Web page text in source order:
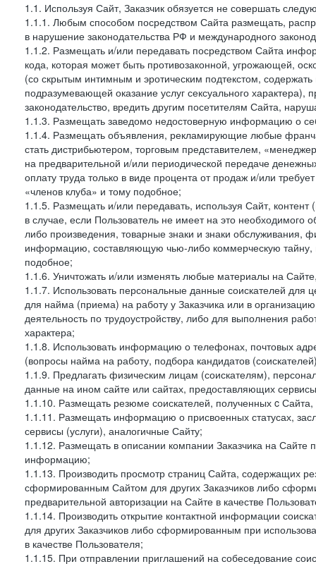
1.1. Используя Сайт, Заказчик обязуется не совершать
1.1.1. Любым способом посредством Сайта размещать,
в нарушение законодательства РФ и международного
1.1.2. Размещать и/или передавать посредством Сайта
кода, которая может быть противозаконной, угрожающей,
(со скрытым интимным и эротическим подтекстом,
подразумевающей оказание услуг сексуального
законодательство, вредить другим посетителям Сайта,
1.1.3. Размещать заведомо недостоверную информацию о
1.1.4. Размещать объявления, рекламирующие любые
стать дистрибьютером, торговым представителем,
на предварительной и/или периодической передаче
оплату труда только в виде процента от продаж и/или
«членов клуба» и тому подобное;
1.1.5. Размещать и/или передавать, используя Сайт,
в случае, если Пользователь не имеет на это
либо произведения, товарные знаки и знаки
информацию, составляющую чью-либо коммерческую тайну,
подобное;
1.1.6. Уничтожать и/или изменять любые материалы на
1.1.7. Использовать персональные данные соискателей для
для найма (приема) на работу у Заказчика или в
деятельность по трудоустройству, либо для выполнения
характера;
1.1.8. Использовать информацию о телефонах, почтовых
(вопросы найма на работу, подбора кандидатов
1.1.9. Предлагать физическим лицам (соискателям),
данные на ином сайте или сайтах, предоставляющих
1.1.10. Размещать резюме соискателей, полученных c
1.1.11. Размещать информацию о присвоенных статусах,
сервисы (услуги), аналогичные Сайту;
1.1.12. Размещать в описании компании Заказчика на Сайте
информацию;
1.1.13. Производить просмотр страниц Сайта, содержащих
сформированным Сайтом для других Заказчиков либо
предварительной авторизации на Сайте в качестве
1.1.14. Производить открытие контактной информации
для других Заказчиков либо сформированным при
в качестве Пользователя;
1.1.15. При отправлении приглашений на собеседование